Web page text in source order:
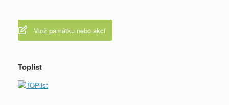
Vlož památku nebo akci
Toplist